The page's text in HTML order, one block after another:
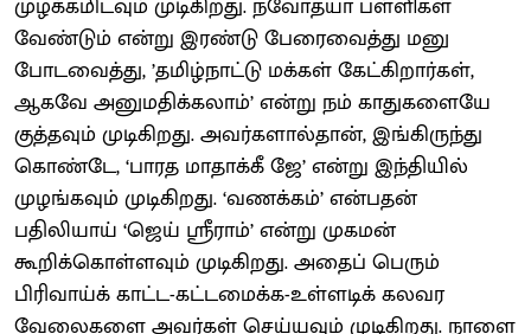
முழக்கமிடவும் முடிகிறது. நவோதயா பள்ளிகள்
வேண்டும் என்று இரண்டு பேரைவைத்து மனு
போடவைத்து, ’தமிழ்நாட்டு மக்கள் கேட்கிறார்கள்,
ஆகவே அனுமதிக்கலாம்’ என்று நம் காதுகளையே
குத்தவும் முடிகிறது. அவர்களால்தான், இங்கிருந்து
கொண்டே, ‘பாரத மாதாக்கீ ஜே’ என்று இந்தியில்
முழங்கவும் முடிகிறது. ‘வணக்கம்’ என்பதன்
பதிலியாய் ‘ஜெய் ஸ்ரீராம்’ என்று முகமன்
கூறிக்கொள்ளவும் முடிகிறது. அதைப் பெரும்
பிரிவாய்க் காட்ட-கட்டமைக்க-உள்ளடிக் கலவர
வேலைகளை அவர்கள் செய்யவும் முடிகிறது. நாளை